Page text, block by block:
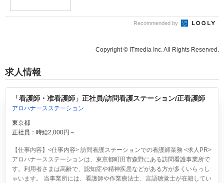
Recommended by
Copyright © ITmedia Inc. All Rights Reserved.
求人情報
「看護師・准看護師」正社員/訪問看護ステーション/正看護師
アロハナースステーション
東京都
正社員：時給2,000円～
【仕事内容】<仕事内容> 訪問看護ステーションでの看護師業務 <求人PR>
アロハナースステーションは、東京都町田市森野にある訪問看護事業所で
す。利用者さまは高齢で、認知症や精神疾患などがある方が多くいらっし
ゃいます。 当事業所には、看護師や作業療法士、言語聴覚士が在籍してい